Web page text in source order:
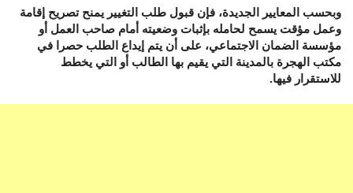
وبحسب المعايير الجديدة، فإن قبول طلب التغيير يمنح تصريح إقامة
وعمل مؤقت يسمح لحامله بإثبات وضعيته أمام صاحب العمل أو
مؤسسة الضمان الاجتماعي، على أن يتم إيداع الطلب حصرا في
مكتب الهجرة بالمدينة التي يقيم بها الطالب أو التي يخطط
للاستقرار فيها.